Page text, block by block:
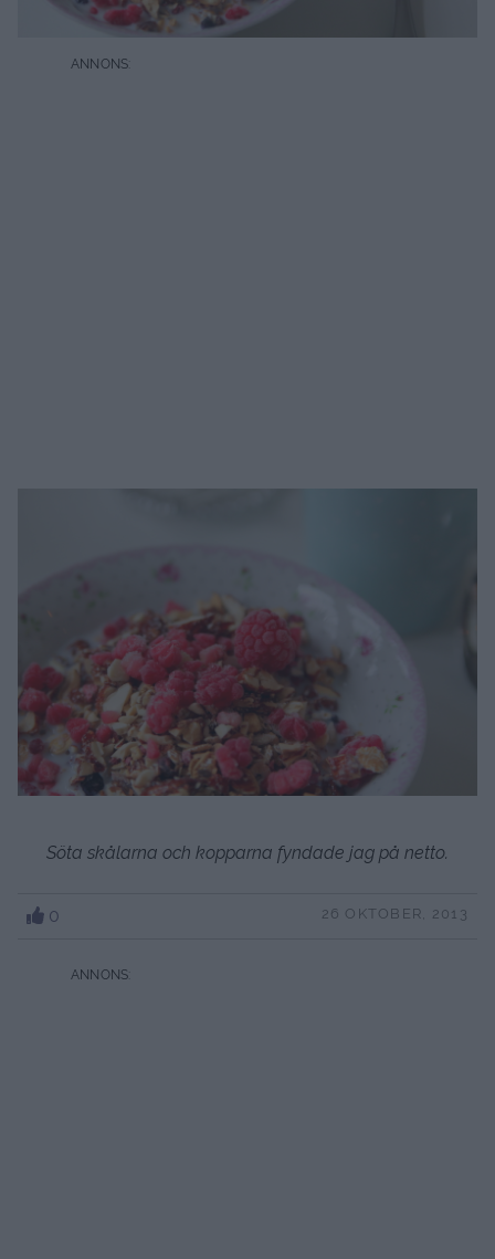
Söta skålarna och kopparna fyndade jag på netto.
0 26 OKTOBER, 2013